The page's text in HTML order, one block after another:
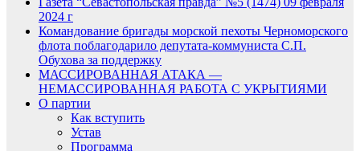
2024 г
Командование бригады морской пехоты Черноморского
флота поблагодарило депутата-коммуниста С.П.
Обухова за поддержку
МАССИРОВАННАЯ АТАКА —
НЕМАССИРОВАННАЯ РАБОТА С УКРЫТИЯМИ
О партии
Как вступить
Устав
Программа